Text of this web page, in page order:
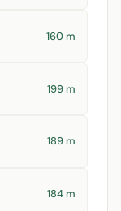
160 m
199 m
189 m
184 m